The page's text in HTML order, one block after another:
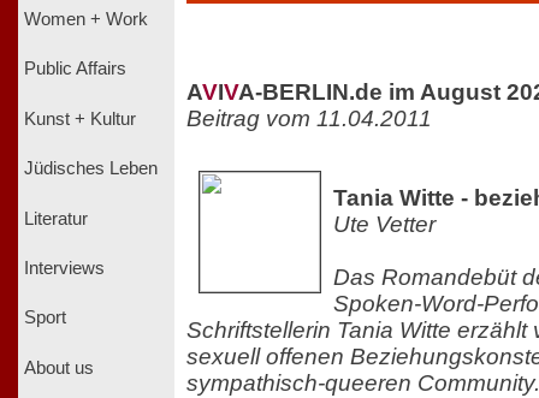
Women + Work
Public Affairs
Kunst + Kultur
Jüdisches Leben
Literatur
Interviews
Sport
About us
AVIVA-BERLIN.de im August
Beitrag vom 11.04.2011
Tania Witte -
Ute Vetter
Das Romandebüt
Spoken-Word-
Schriftstellerin Tania Witte
sexuell offenen
sympathisch-queeren